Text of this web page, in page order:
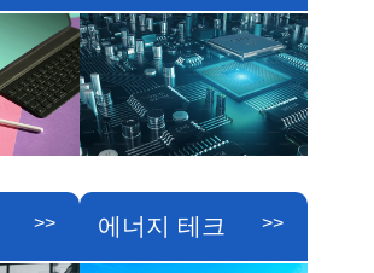
>> 에너지 테크 >>